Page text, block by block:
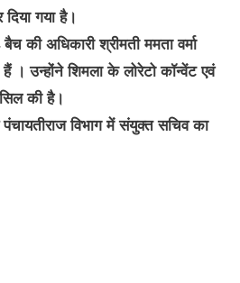
गया है।
की अधिकारी श्रीमती ममता वर्मा
। उन्होंने शिमला के लोरेटो कॉन्वेंट एवं
की है।
विभाग में संयुक्त सचिव का